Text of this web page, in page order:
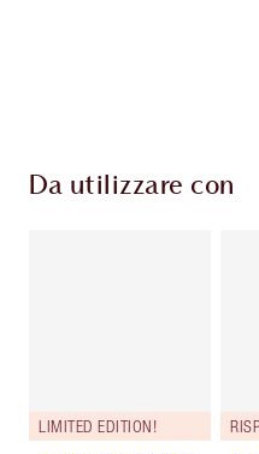
Da utilizzare con
LIMITED EDITION!